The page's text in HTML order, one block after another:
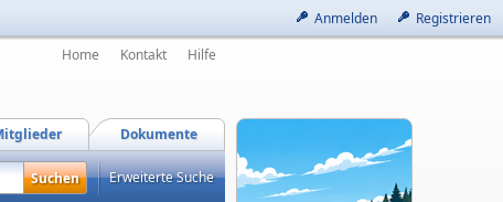
Anmelden Registrieren
Home Kontakt Hilfe
Dokumente
Erweiterte Suche